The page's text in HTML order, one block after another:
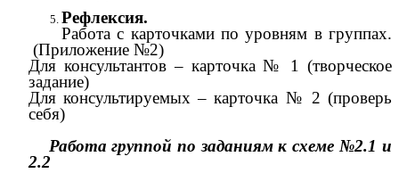
Рефлексия.
Работа с карточками по уровням в группах.
(Приложение №2)
Для консультантов – карточка № 1 (творческое
задание)
Для консультируемых – карточка № 2 (проверь
себя)
Работа группой по заданиям к схеме №2.1 и
2.2